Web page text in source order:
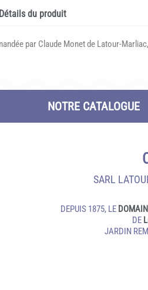
Détails du produit
par Claude Monet de Latour-
NOTRE CATALOGUE
SARL
DEPUIS 1875, LE
DE
JARDIN